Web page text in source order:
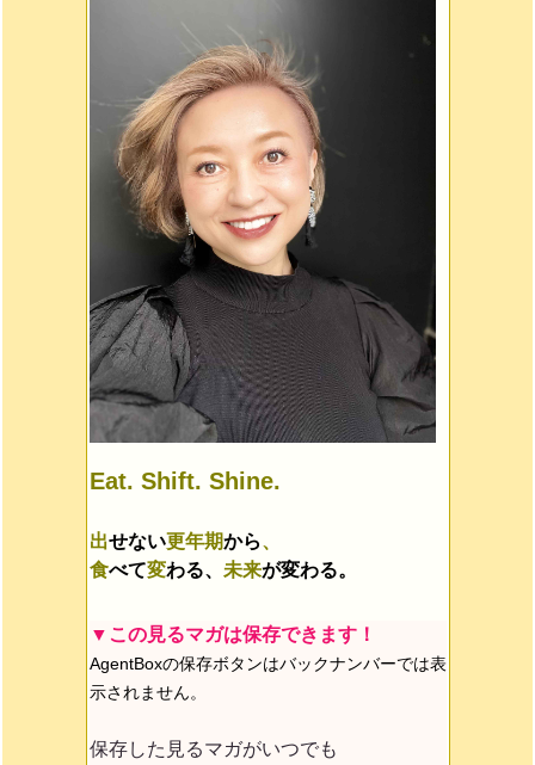
Eat. Shift. Shine.
出せない更年期から、
食べて変わる、 未来が変わる。
▼この見るマガは保存できます！
AgentBoxの保存ボタンはバックナンバーでは表
示されません。
保存した見るマガがいつでも